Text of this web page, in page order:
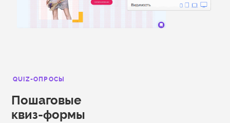
QUIZ-ОПРОСЫ
Пошаговые
квиз-формы